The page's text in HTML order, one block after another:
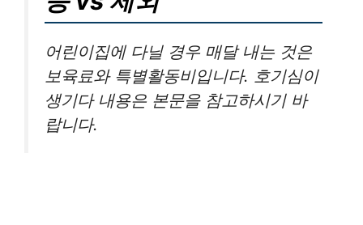
어린이집에 다닐 경우 매달 내는 것은
보육료와 특별활동비입니다. 호기심이
생기다 내용은 본문을 참고하시기 바
랍니다.